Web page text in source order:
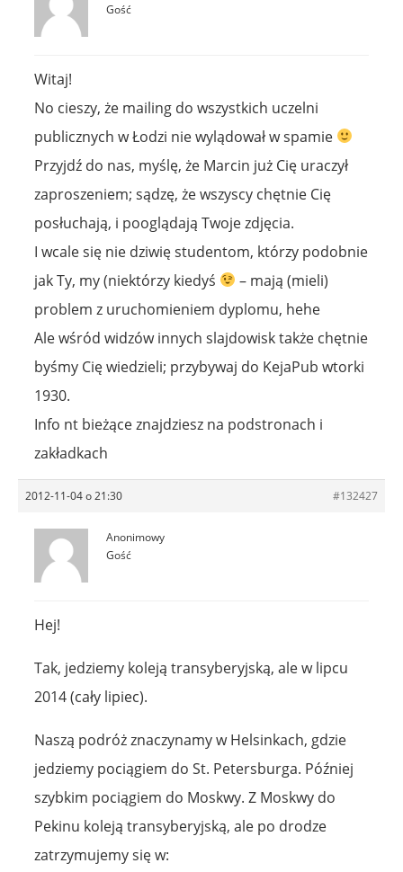
Gość
Witaj!
No cieszy, że mailing do wszystkich uczelni
publicznych w Łodzi nie wylądował w spamie
Przyjdź do nas, myślę, że Marcin już Cię uraczył
zaproszeniem; sądzę, że wszyscy chętnie Cię
posłuchają, i pooglądają Twoje zdjęcia.
I wcale się nie dziwię studentom, którzy podobnie
jak Ty, my (niektórzy kiedyś
– mają (mieli)
problem z uruchomieniem dyplomu, hehe
Ale wśród widzów innych slajdowisk także chętnie
byśmy Cię wiedzieli; przybywaj do KejaPub wtorki
1930.
Info nt bieżące znajdziesz na podstronach i
zakładkach
2012-11-04 o 21:30 #132427
Anonimowy
Gość
Hej!
Tak, jedziemy koleją transyberyjską, ale w lipcu
2014 (cały lipiec).
Naszą podróż znaczynamy w Helsinkach, gdzie
jedziemy pociągiem do St. Petersburga. Później
szybkim pociągiem do Moskwy. Z Moskwy do
Pekinu koleją transyberyjską, ale po drodze
zatrzymujemy się w: